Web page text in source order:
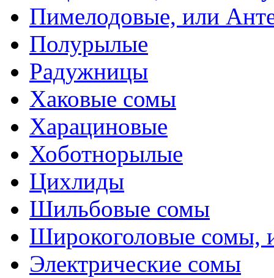
Пимелодовые, или
Полурылые
Радужницы
Хаковые сомы
Харациновые
Хоботнорылые
Цихлиды
Шильбовые сомы
Широкоголовые сомы,
Электрические сомы